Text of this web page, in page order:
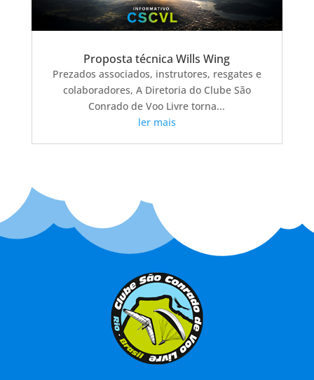
Proposta técnica Wills Wing
Prezados associados, instrutores, resgates e
colaboradores, A Diretoria do Clube São
Conrado de Voo Livre torna...
ler mais